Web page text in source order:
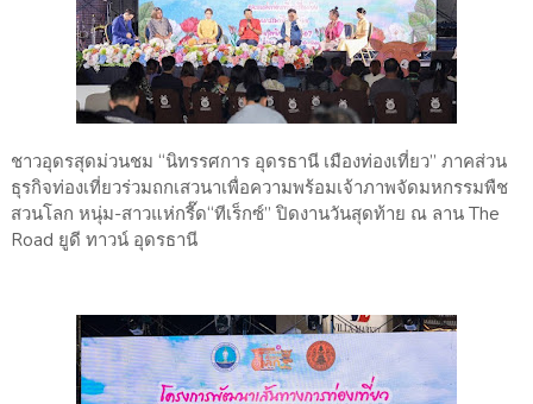
ชาวอุดรสุดม่วนชม “นิทรรศการ อุดรธานี เมืองท่องเที่ยว” ภาคส่วน
ธุรกิจท่องเที่ยวร่วมถกเสวนาเพื่อความพร้อมเจ้าภาพจัดมหกรรมพืช
สวนโลก หนุ่ม-สาวแห่กรี๊ด“ทีเร็กซ์” ปิดงานวันสุดท้าย ณ ลาน The
Road ยูดี ทาวน์ อุดรธานี